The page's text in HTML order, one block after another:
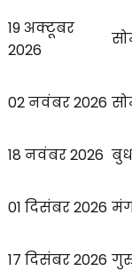
19 अक्टूबर
2026
02 नवंबर 2026
18 नवंबर 2026
01 दिसंबर 2026
17 दिसंबर 2026